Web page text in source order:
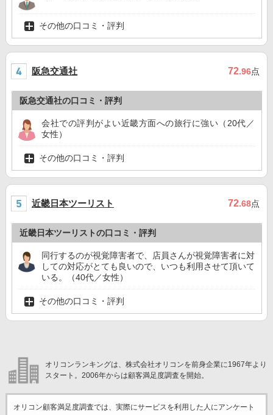
その他の口コミ・評判
阪急交通社 72.96点
阪急交通社の口コミ・評判
会社での評判がよい近畿方面への旅行に強い（20代／
女性）
その他の口コミ・評判
近畿日本ツーリスト 72.68点
近畿日本ツーリストの口コミ・評判
同行するのが視覚障害者で、店員さんが視覚障害者に対
しての対応がとても良いので、いつも利用させて頂いて
いる。（40代／女性）
その他の口コミ・評判
オリコンランキングは、株式会社オリコンを前身企業に1967年より
スタート。2006年からは顧客満足度調査を開始。
オリコン顧客満足度調査では、実際にサービスを利用した 人にアンケート